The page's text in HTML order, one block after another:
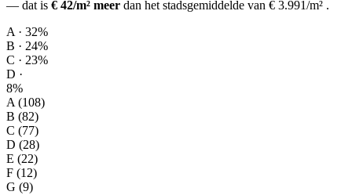
— dat is € 42/m² meer dan het stadsgemiddelde van € 3.991/m² .
A · 32%
B · 24%
C · 23%
D ·
8%
A (108)
B (82)
C (77)
D (28)
E (22)
F (12)
G (9)